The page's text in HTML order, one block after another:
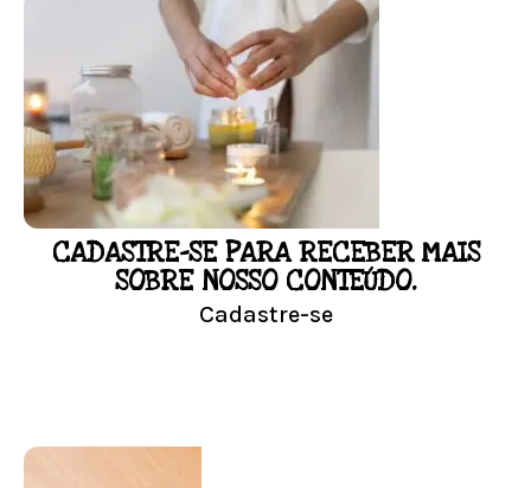
FLORAL DE BACH PERSONALIZADO
Responda as perguntas e receba o seu
floral em casa.
Resultado na hora!
Conheça mais e faça sua Pesquisa
LOJA
CADASTRE-SE PARA RECEBER MAIS
SOBRE NOSSO CONTEÚDO.
Cadastre-se